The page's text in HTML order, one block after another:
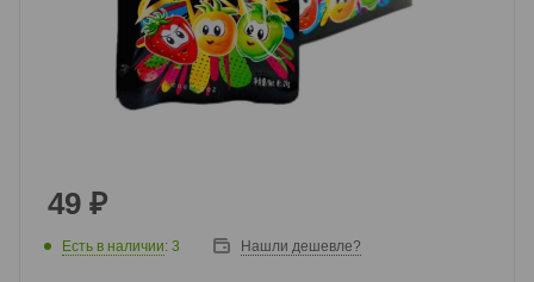
49 ₽
Есть в наличии: 3 Нашли дешевле?